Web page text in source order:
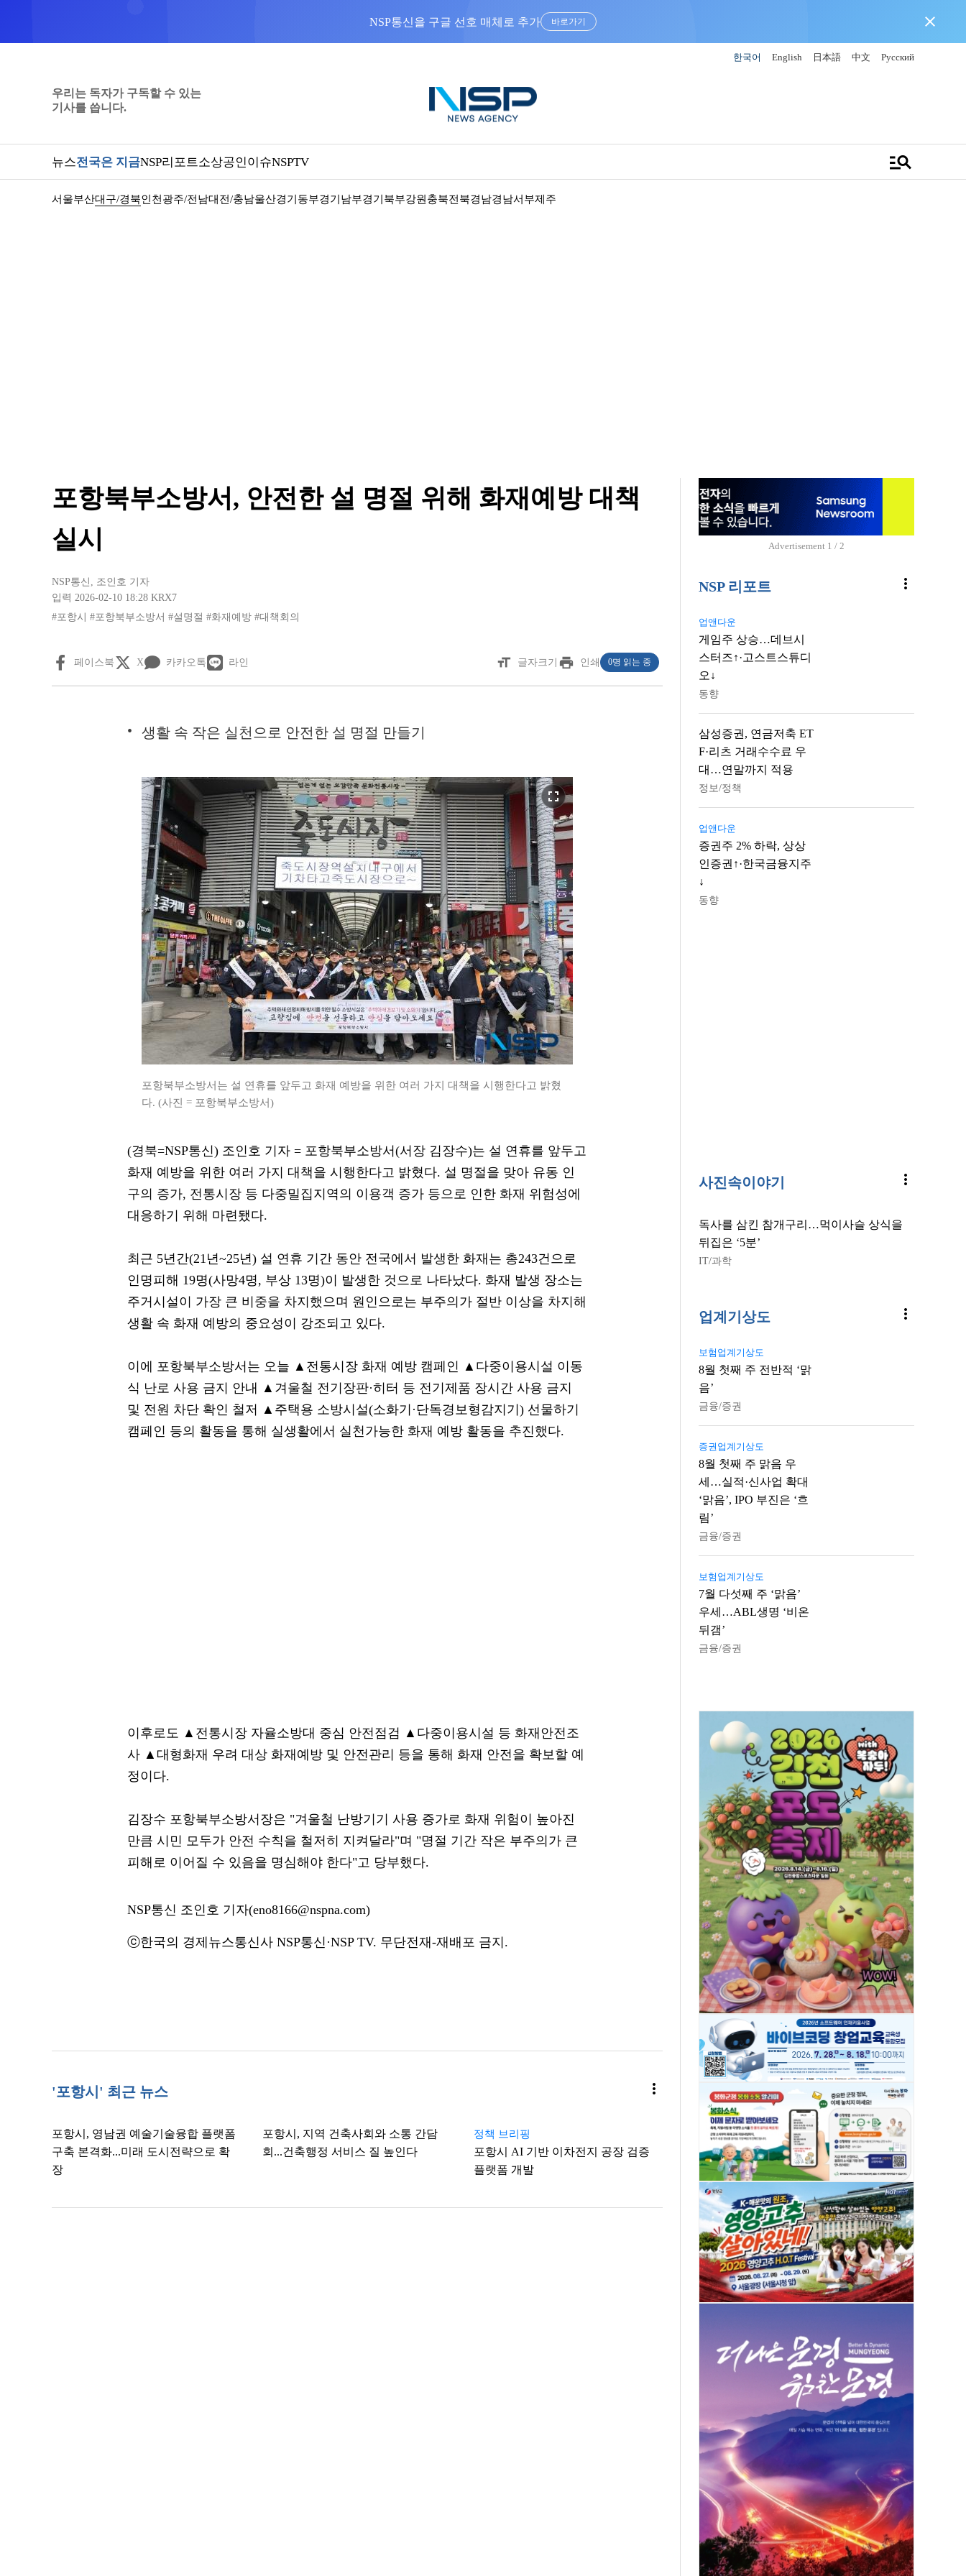
NSP통신을 구글 선호 매체로 추가 바로가기 close
한국어 English 日本語 中文 Русский
우리는 독자가 구독할 수 있는
기사를 씁니다.
뉴스전국은 지금NSP리포트소상공인이슈NSPTV manage_search
서울부산대구/경북인천 광주/전남대전/충남울산경기동부경기남부경기북부강원 충북전북경남경남서부제주
포항북부소방서, 안전한 설 명절 위해 화재예방 대책
실시
NSP통신 , 조인호 기자
입력 2026-02-10 18:28 KRX7
#포항시
#포항북부소방서 #설명절 #화재예방 #대책회의
페이스북 X 카카오톡 라인 format_size 글자크기 print 인쇄 0명 읽는 중
생활 속 작은 실천으로 안전한 설 명절 만들기
fullscreen
포항북부소방서는 설 연휴를 앞두고 화재 예방을 위한 여러 가지 대책을 시행한다고 밝혔
다. (사진 = 포항북부소방서)
(경북=NSP통신) 조인호 기자 = 포항북부소방서(서장 김장수)는 설 연휴를 앞두고
화재 예방을 위한 여러 가지 대책을 시행한다고 밝혔다. 설 명절을 맞아 유동 인
구의 증가, 전통시장 등 다중밀집지역의 이용객 증가 등으로 인한 화재 위험성에
대응하기 위해 마련됐다.
최근 5년간(21년~25년) 설 연휴 기간 동안 전국에서 발생한 화재는 총243건으로
인명피해 19명(사망4명, 부상 13명)이 발생한 것으로 나타났다. 화재 발생 장소는
주거시설이 가장 큰 비중을 차지했으며 원인으로는 부주의가 절반 이상을 차지해
생활 속 화재 예방의 중요성이 강조되고 있다.
이에 포항북부소방서는 오늘 ▲전통시장 화재 예방 캠페인 ▲다중이용시설 이동
식 난로 사용 금지 안내 ▲겨울철 전기장판·히터 등 전기제품 장시간 사용 금지
및 전원 차단 확인 철저 ▲주택용 소방시설(소화기·단독경보형감지기) 선물하기
캠페인 등의 활동을 통해 실생활에서 실천가능한 화재 예방 활동을 추진했다.
이후로도 ▲전통시장 자율소방대 중심 안전점검 ▲다중이용시설 등 화재안전조
사 ▲대형화재 우려 대상 화재예방 및 안전관리 등을 통해 화재 안전을 확보할 예
정이다.
김장수 포항북부소방서장은 "겨울철 난방기기 사용 증가로 화재 위험이 높아진
만큼 시민 모두가 안전 수칙을 철저히 지켜달라"며 "명절 기간 작은 부주의가 큰
피해로 이어질 수 있음을 명심해야 한다"고 당부했다.
NSP통신 조인호 기자(eno8166@nspna.com)
ⓒ한국의 경제뉴스통신사 NSP통신·NSP TV. 무단전재-재배포 금지.
'포항시' 최근 뉴스 more_vert
포항시, 영남권 예술기술융합 플랫폼
구축 본격화...미래 도시전략으로 확
장
포항시, 지역 건축사회와 소통 간담
회...건축행정 서비스 질 높인다
정책 브리핑
포항시 AI 기반 이차전지 공장 검증
플랫폼 개발
Advertisement 1 / 2
NSP 리포트 more_vert
업앤다운
게임주 상승…데브시
스터즈↑·고스트스튜디
오↓
동향
삼성증권, 연금저축 ET
F·리츠 거래수수료 우
대…연말까지 적용
정보/정책
업앤다운
증권주 2% 하락, 상상
인증권↑·한국금융지주
↓
동향
사진속이야기 more_vert
독사를 삼킨 참개구리…먹이사슬 상식을
뒤집은 ‘5분’
IT/과학
업계기상도 more_vert
보험업계기상도
8월 첫째 주 전반적 ‘맑
음’
금융/증권
증권업계기상도
8월 첫째 주 맑음 우
세…실적·신사업 확대
‘맑음’, IPO 부진은 ‘흐
림’
금융/증권
보험업계기상도
7월 다섯째 주 ‘맑음’
우세…ABL생명 ‘비온
뒤갬’
금융/증권